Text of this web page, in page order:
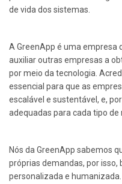
de vida dos sistemas.
A GreenApp é uma empresa
auxiliar outras empresas a
por meio da tecnologia.
essencial para que as
escalável e sustentável, e,
adequadas para cada tipo de
Nós da GreenApp sabemos
próprias demandas, por
personalizada e